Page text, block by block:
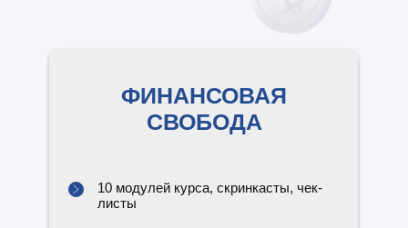
10 модулей курса, скринкасты, чек-
листы
ФИНАНСОВАЯ
СВОБОДА